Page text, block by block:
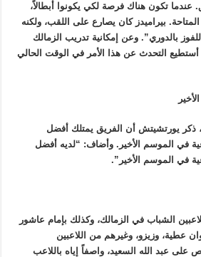
عندما تكون هناك فرصة لكي يكونوا أبطالاً،
بيراميدز كان يصارع على اللقب، ولكنه
بالدوري”. وعن إمكانية تدريب الزمالك
أستطيع التحدث عن هذا الأمر في الوقت الحالي
ذكر يورتشيتش أن الفريق يمتلك أفضل
في الموسم الأخير. وأضاف: “لديه أفضل
في الموسم الأخير”.
الشباب في الزمالك، وكذلك بإمام عاشور
عطية، وزيزو، وغيرهم من اللاعبين
على عبد الله السعيد، واصفاً إياه باللاعب